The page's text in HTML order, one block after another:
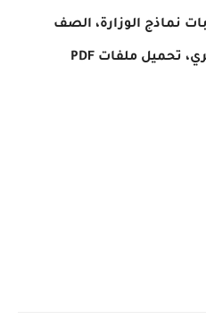
الوزارة، الصف
الثالث الثانوي، المنهج المصري، تحميل ملفات PDF